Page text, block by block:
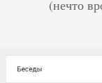
(нечто